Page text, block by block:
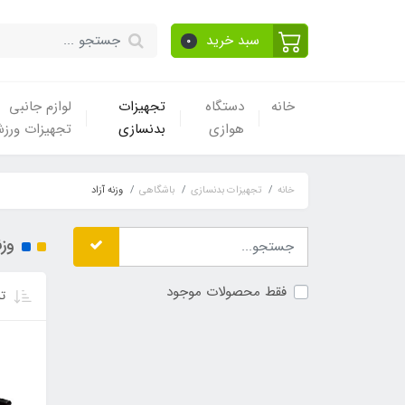
سبد خرید 0
خانه
دستگاه
هوازی
تجهیزات
بدنسازی
لوازم جانبی
تجهیزات
خانه تجهیزات بدنسازی باشگاهی وزنه آزاد
فقط محصولات موجود